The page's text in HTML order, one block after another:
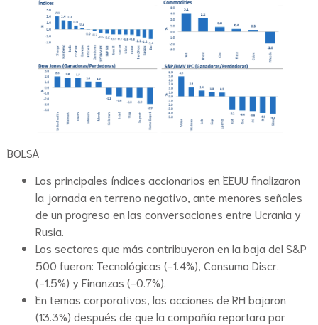
BOLSA
Los principales índices accionarios en EEUU finalizaron
la jornada en terreno negativo, ante menores señales
de un progreso en las conversaciones entre Ucrania y
Rusia.
Los sectores que más contribuyeron en la baja del S&P
500 fueron: Tecnológicas (-1.4%), Consumo Discr.
(-1.5%) y Finanzas (-0.7%).
En temas corporativos, las acciones de RH bajaron
(13.3%) después de que la compañía reportara por